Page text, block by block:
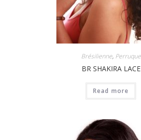
Brésilienne, Perruque
BR SHAKIRA LACE
Read more